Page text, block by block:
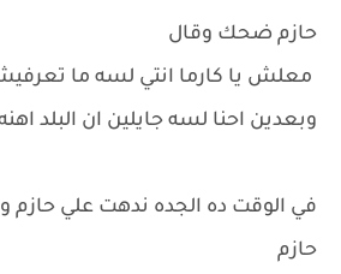
حازم ضحك وقال
معلش يا كارما انتي لسه ما
وبعدين احنا لسه جايلين ان البلد
في الوقت ده الجده ندهت علي حازم
حازم